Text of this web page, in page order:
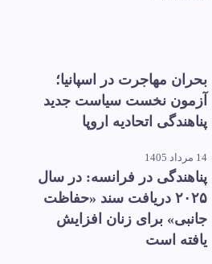
بحران مهاجرت در اسپانیا؛
آزمون نخست سیاست جدید
پناهندگی اتحادیه اروپا
14 مرداد 1405
پناهندگی در فرانسه: در سال
۲۰۲۵ دریافت سند «حفاظت
جانبی» برای زنان افزایش
یافته است